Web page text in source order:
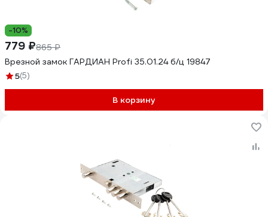
-10%
779 ₽865 ₽
Врезной замок ГАРДИАН Profi 35.01.24 б/ц 19847
5(5)
В корзину